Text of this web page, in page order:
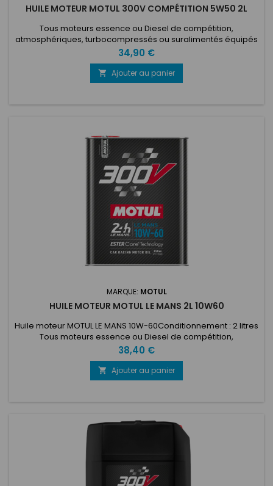
HUILE MOTEUR MOTUL 300V COMPÉTITION 5W50 2L
Tous moteurs essence ou Diesel de compétition,
atmosphériques, turbocompressés ou suralimentés équipés
de systèmes d'injection (directe/indirecte) ou carburateurs.
Pour les moteurs modifiés ou préparés, et les voitures hautes
performances fonctionnant sur une large plage de régimes
et de températures, dans des conditions de conduite
Prix
34,90 €
 Ajouter au panier
MARQUE: MOTUL
HUILE MOTEUR MOTUL LE MANS 2L 10W60
Huile moteur MOTUL LE MANS 10W-60Conditionnement : 2 litres
Tous moteurs essence ou Diesel de compétition,
atmosphériques, turbocompressés ou suralimentés équipés
de systèmes d'injection (directe/indirecte) ou carburateurs.
Pour les moteurs modifiés ou préparés, et les voitures hautes
performances fonctionnant sur une large plage de régimes
Prix
38,40 €
 Ajouter au panier